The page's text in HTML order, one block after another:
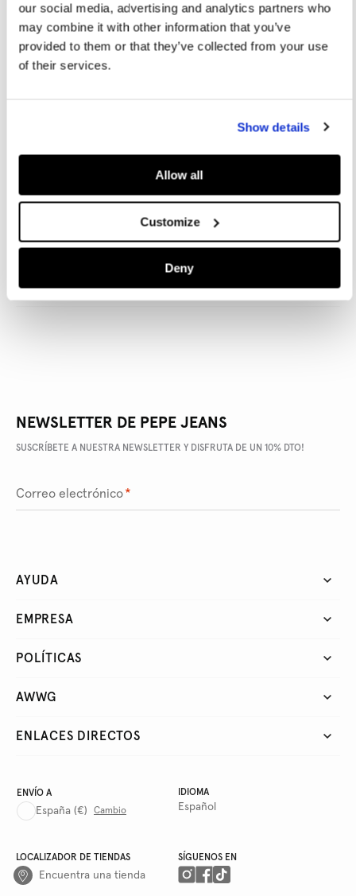
our social media, advertising and analytics partners who
may combine it with other information that you’ve
provided to them or that they’ve collected from your use
of their services.
Show details
Allow all
Customize
Deny
Talla modelo: SAltura modelo: 1.79 m
Guía de tallas
DETALLES DEL PRODUCTO
ENVÍO Y DEVOLUCIONES
NEWSLETTER DE PEPE JEANS
SUSCRÍBETE A NUESTRA NEWSLETTER Y DISFRUTA DE UN 10% DTO!
Correo electrónico*
AYUDA
EMPRESA
POLÍTICAS
AWWG
ENLACES DIRECTOS
ENVÍO A
España (€) Cambio
IDIOMA
Español
LOCALIZADOR DE TIENDAS
Encuentra una tienda
SÍGUENOS EN